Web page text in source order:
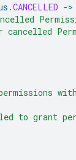
.CANCELLED ->
cancelled
to grant